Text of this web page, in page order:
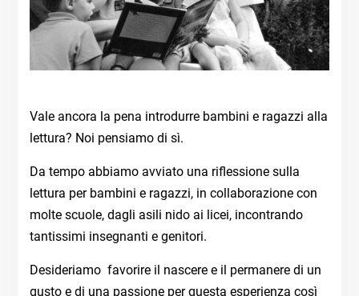
Vale ancora la pena introdurre bambini e ragazzi alla
lettura? Noi pensiamo di sì.
Da tempo abbiamo avviato una riflessione sulla
lettura per bambini e ragazzi, in collaborazione con
molte scuole, dagli asili nido ai licei, incontrando
tantissimi insegnanti e genitori.
Desideriamo favorire il nascere e il permanere di un
gusto e di una passione per questa esperienza così